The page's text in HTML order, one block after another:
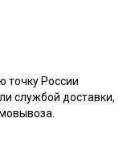
точку России
службой доставки,